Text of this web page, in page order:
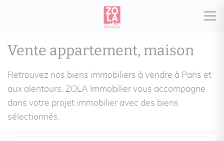
Vente appartement, maison
Retrouvez nos biens immobiliers à vendre à Paris et
aux alentours. ZOLA Immobilier vous accompagne
dans votre projet immobilier avec des biens
sélectionnés.